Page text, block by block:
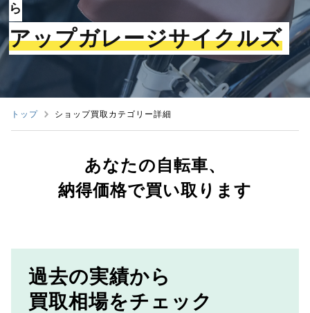
ら
アップガレージサイクルズ
トップ ショップ買取カテゴリー詳細
あなたの自転車、
納得価格で買い取ります
過去の実績から
買取相場をチェック